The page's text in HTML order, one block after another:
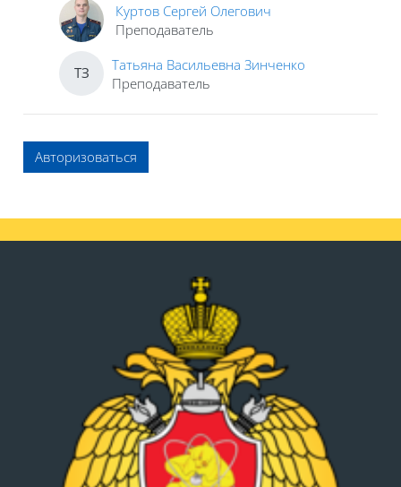
Куртов Сергей Олегович
Преподаватель
ТЗ
Татьяна Васильевна Зинченко
Преподаватель
Авторизоваться